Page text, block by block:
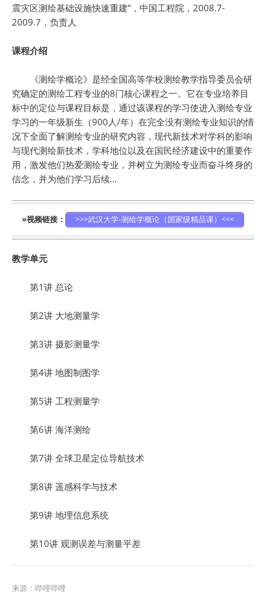
震灾区测绘基础设施快速重建”，中国工程院，2008.7-
2009.7，负责人
课程介绍
《测绘学概论》是经全国高等学校测绘教学指导委员会研
究确定的测绘工程专业的8门核心课程之一。它在专业培养目
标中的定位与课程目标是，通过该课程的学习使进入测绘专业
学习的一年级新生（900人/年）在完全没有测绘专业知识的情
况下全面了解测绘专业的研究内容，现代新技术对学科的影响
与现代测绘新技术，学科地位以及在国民经济建设中的重要作
用，激发他们热爱测绘专业，并树立为测绘专业而奋斗终身的
信念，并为他们学习后续…
»视频链接： >>>武汉大学-测绘学概论（国家级精品课）<<<
教学单元
第1讲 总论
第2讲 大地测量学
第3讲 摄影测量学
第4讲 地图制图学
第5讲 工程测量学
第6讲 海洋测绘
第7讲 全球卫星定位导航技术
第8讲 遥感科学与技术
第9讲 地理信息系统
第10讲 观测误差与测量平差
来源： 哔哩哔哩